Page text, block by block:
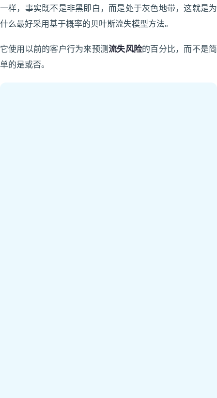
一样，事实既不是非黑即白，而是处于灰色地带，这就是为
什么最好采用基于概率的贝叶斯流失模型方法。
它使用以前的客户行为来预测流失风险的百分比，而不是简
单的是或否。